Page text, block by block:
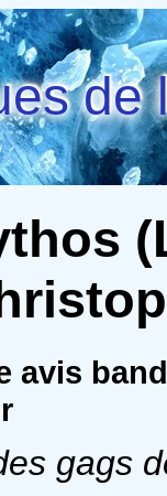
de
avis
gags